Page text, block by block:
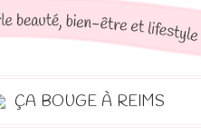
ÇA BOUGE À REIMS